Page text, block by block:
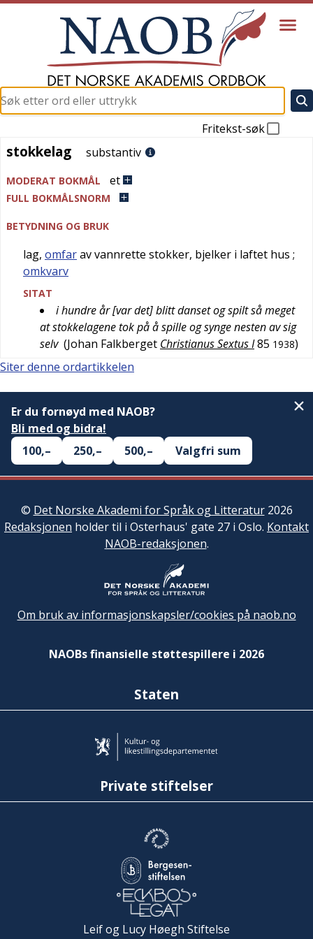
Fritekst-søk
stokkelag
stokkelag substantiv
MODERAT BOKMÅL et
FULL BOKMÅLSNORM
BETYDNING OG BRUK
lag, omfarav vannrette stokker, bjelker i laftet hus ;
omkvarv
SITAT
i hundre år [var det] blitt danset og spilt så meget
at stokkelagene tok på å spille og synge nesten av sig
selv (Johan Falkberget Christianus Sextus I85 1938)
Siter denne ordartikkelen
Er du fornøyd med NAOB?
Bli med og bidra!
100,–
250,– 500,– Valgfri sum
© Det Norske Akademi for Språk og Litteratur2026
Redaksjonen holder til i Osterhaus' gate 27 i Oslo. Kontakt
NAOB-redaksjonen.
Om bruk av informasjonskapsler/cookies på naob.no
NAOBs finansielle støttespillere i 2026
Staten
Private stiftelser
Leif og Lucy Høegh Stiftelse